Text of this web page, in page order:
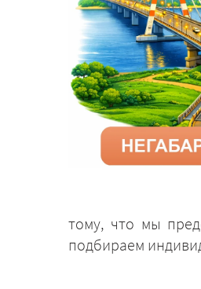
тому, что мы
подбираем